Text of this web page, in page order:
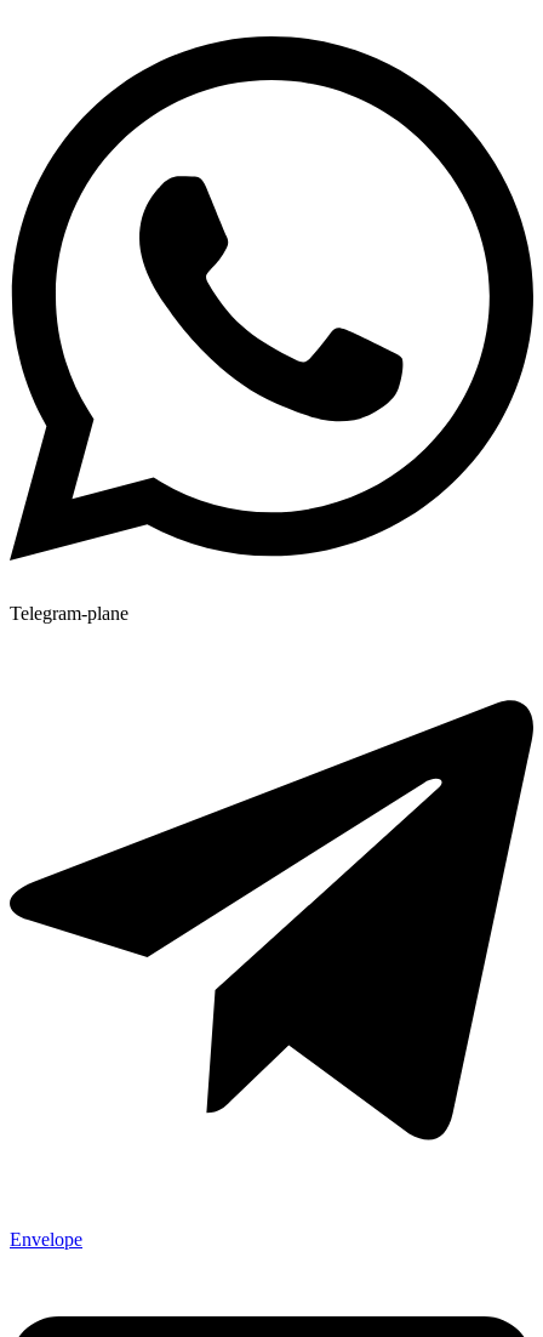
Telegram-plane
Envelope